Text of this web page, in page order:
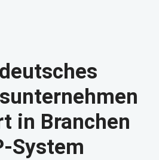
in Branchen
System